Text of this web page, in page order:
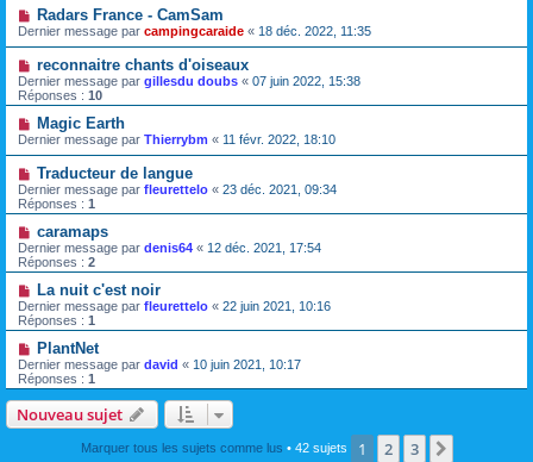
Radars France - CamSam
Dernier message par campingcaraide « 18 déc. 2022, 11:35
reconnaitre chants d'oiseaux
Dernier message par gillesdu doubs « 07 juin 2022, 15:38
Réponses : 10
Magic Earth
Dernier message par Thierrybm « 11 févr. 2022, 18:10
Traducteur de langue
Dernier message par fleurettelo « 23 déc. 2021, 09:34
Réponses : 1
caramaps
Dernier message par denis64 « 12 déc. 2021, 17:54
Réponses : 2
La nuit c'est noir
Dernier message par fleurettelo « 22 juin 2021, 10:16
Réponses : 1
PlantNet
Dernier message par david « 10 juin 2021, 10:17
Réponses : 1
Nouveau sujet
Marquer tous les sujets comme lus • 42 sujets 1 2 3